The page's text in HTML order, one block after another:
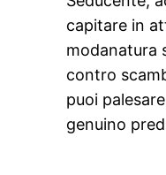
capitare in
modanatura
contro
puoi
genuino